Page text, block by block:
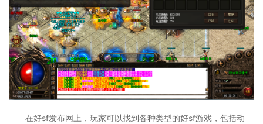
在好sf发布网上，玩家可以找到各种类型的好sf游戏，包括动